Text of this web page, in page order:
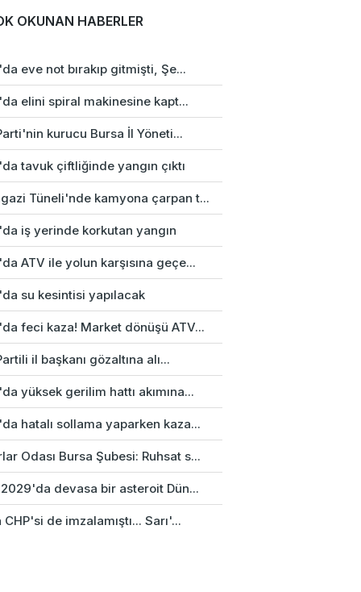
OKUNAN HABERLER
eve not bırakıp gitmişti, Şe...
elini spiral makinesine kapt...
kurucu Bursa İl Yöneti...
tavuk çiftliğinde yangın çıktı
Tüneli'nde kamyona çarpan t...
iş yerinde korkutan yangın
ATV ile yolun karşısına geçe...
su kesintisi yapılacak
feci kaza! Market dönüşü ATV...
il başkanı gözaltına alı...
yüksek gerilim hattı akımına...
hatalı sollama yaparken kaza...
Odası Bursa Şubesi: Ruhsat s...
devasa bir asteroit Dün...
CHP'si de imzalamıştı... Sarı'...